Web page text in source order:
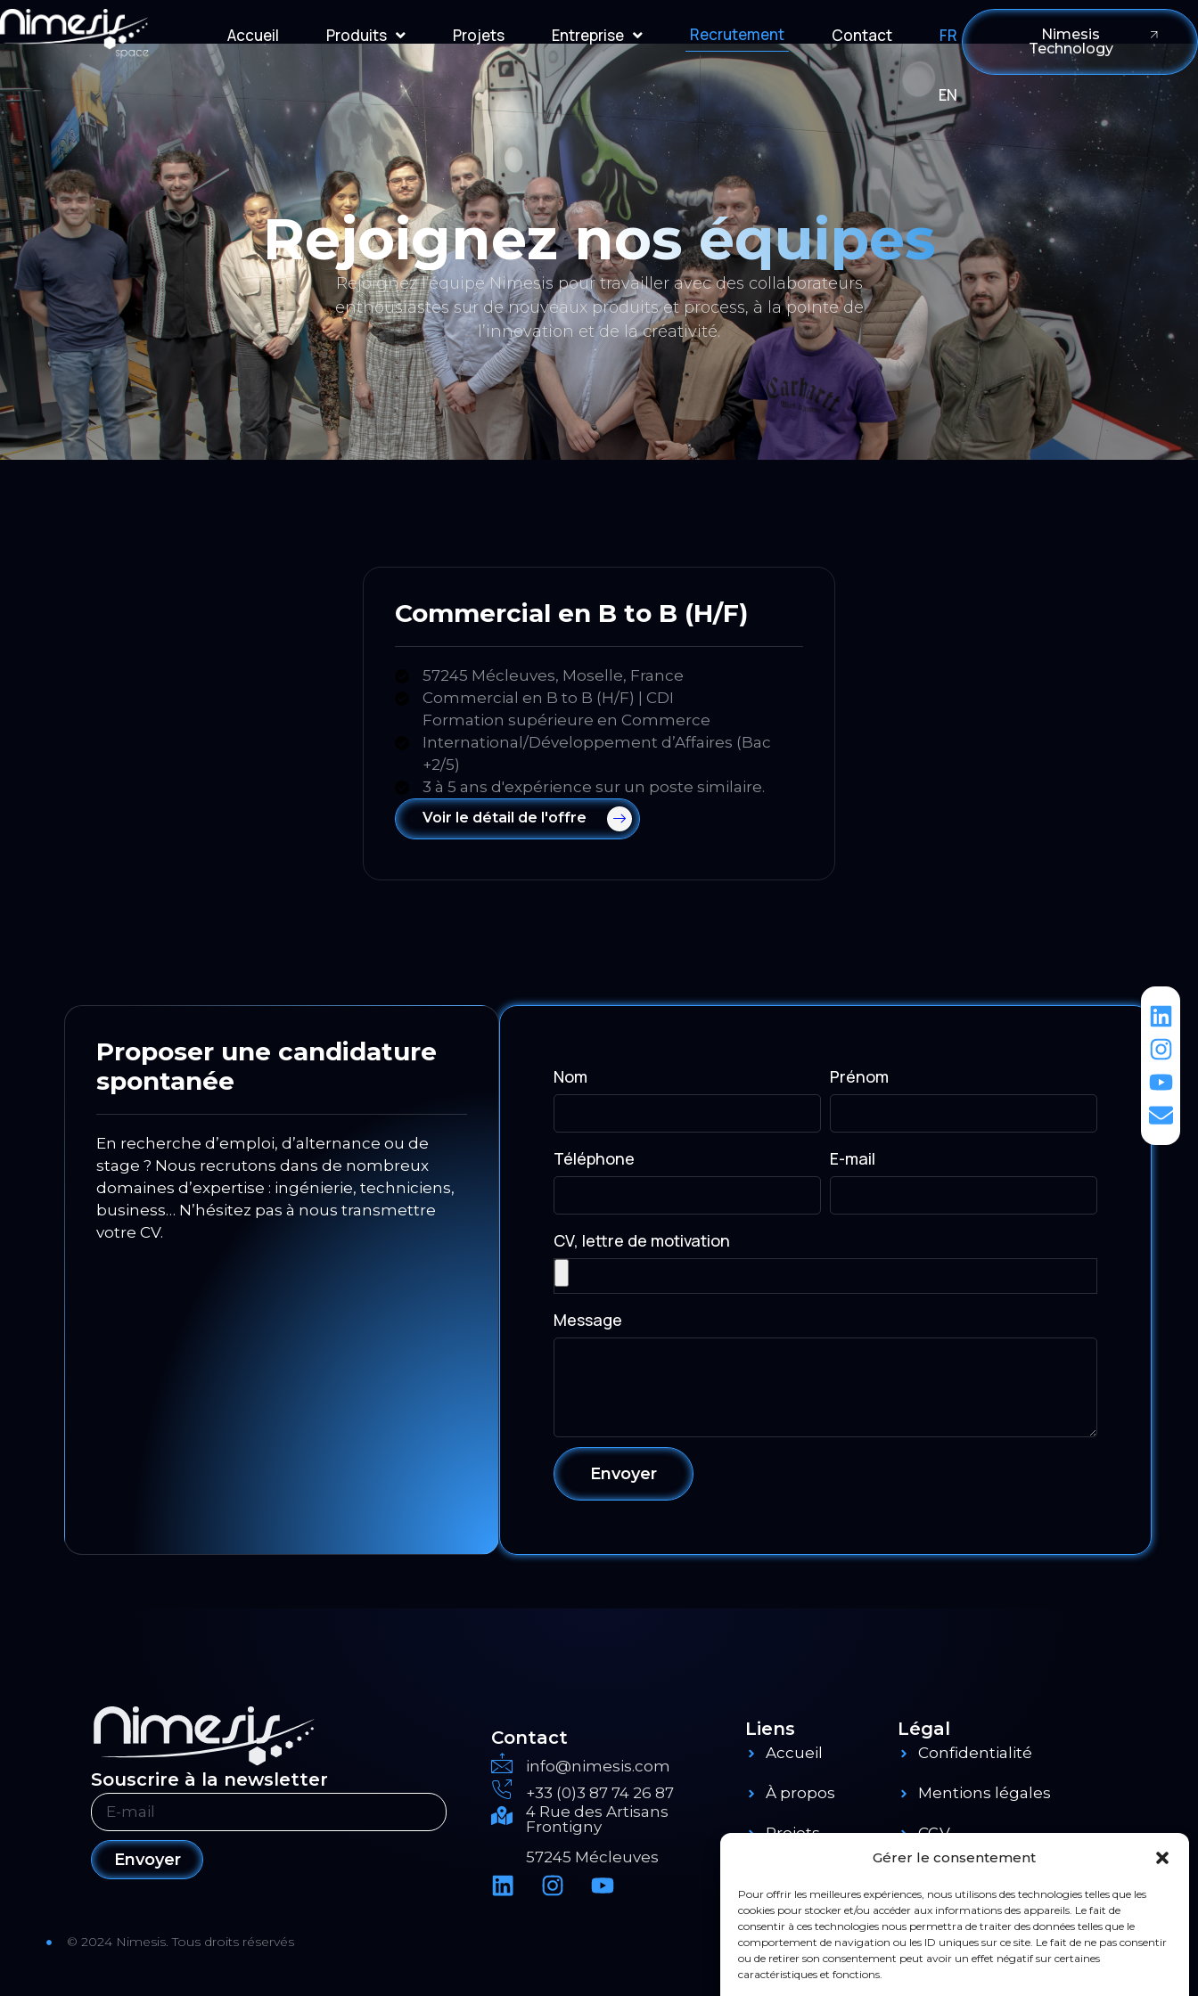
Gérer le consentement
Pour offrir les meilleures expériences, nous utilisons des technologies telles que les
cookies pour stocker et/ou accéder aux informations des appareils. Le fait de
consentir à ces technologies nous permettra de traiter des données telles que le
comportement de navigation ou les ID uniques sur ce site. Le fait de ne pas consentir
ou de retirer son consentement peut avoir un effet négatif sur certaines
caractéristiques et fonctions.
Accueil Produits Projets Entreprise Recrutement Contact FR
EN
Nimesis
Technology
Rejoignez nos équipes
Rejoignez l’équipe Nimesis pour travailler avec des collaborateurs
enthousiastes sur de nouveaux produits et process, à la pointe de
l’innovation et de la créativité.
Commercial en B to B (H/F)
57245 Mécleuves, Moselle, France
Commercial en B to B (H/F) | CDI
Formation supérieure en Commerce
International/Développement d’Affaires (Bac
+2/5)
3 à 5 ans d'expérience sur un poste similaire.
Voir le détail de l'offre
Proposer une candidature
spontanée
En recherche d’emploi, d’alternance ou de
stage ? Nous recrutons dans de nombreux
domaines d’expertise : ingénierie, techniciens,
business… N’hésitez pas à nous transmettre
votre CV.
Nom Prénom
Téléphone E-mail
CV, lettre de motivation
Message
Envoyer
Souscrire à la newsletter
Envoyer
Contact
info@nimesis.com
+33 (0)3 87 74 26 87
4 Rue des Artisans
Frontigny
57245 Mécleuves
Liens
Accueil
À propos
Projets
Légal
Confidentialité
Mentions légales
CGV
© 2024 Nimesis. Tous droits réservés